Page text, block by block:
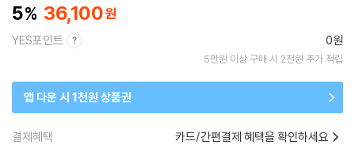
5 36,100
YES포인트 0원
5만원 이상 구매 시 2천원 추가 적립
앱 다운 시 1천원 상품권
결제혜택 카드/간편결제 혜택을 확인하세요